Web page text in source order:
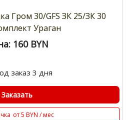
Гром 30/GFS ЗК 25/ЗК 30
Ураган
160 BYN
заказ 3 дня
Заказать
от 5 BYN / мес